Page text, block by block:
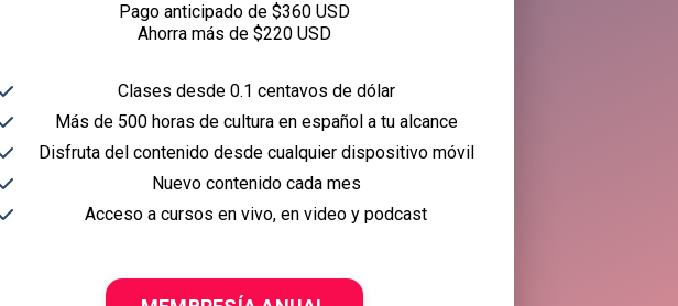
Pago anticipado de $360 USD
Ahorra más de $220 USD
Clases desde 0.1 centavos de dólar
Más de 500 horas de cultura en español a tu alcance
Disfruta del contenido desde cualquier dispositivo móvil
Nuevo contenido cada mes
Acceso a cursos en vivo, en video y podcast